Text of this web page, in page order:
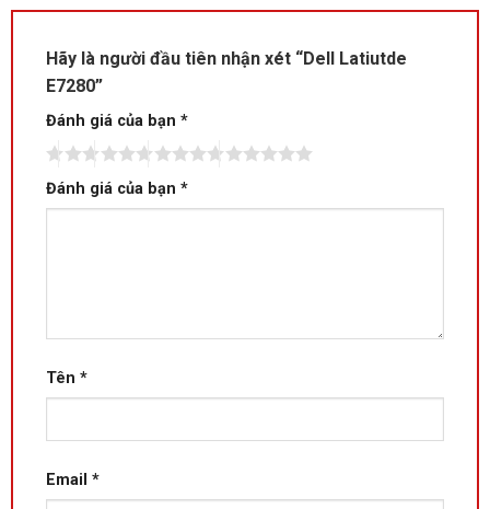
Hãy là người đầu tiên nhận xét “Dell Latiutde
E7280”
Đánh giá của bạn *
Đánh giá của bạn *
Tên *
Email *